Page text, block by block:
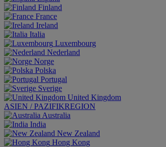
Finland
France
Ireland
Italia
Luxembourg
Nederland
Norge
Polska
Portugal
Sverige
United Kingdom
ASIEN / PAZIFIKREGION
Australia
India
New Zealand
Hong Kong